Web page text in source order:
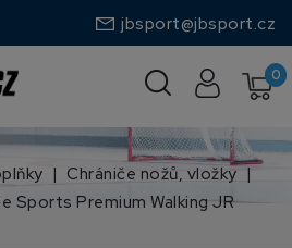
jbsport@jbsport.cz
0
Chrániče nožů, vložky
Sports Premium Walking JR